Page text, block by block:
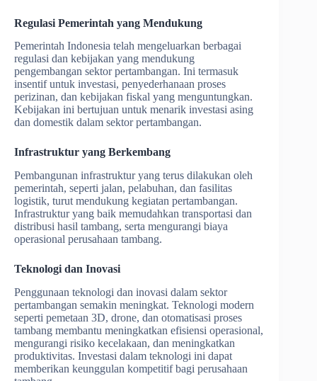
Regulasi Pemerintah yang Mendukung
Pemerintah Indonesia telah mengeluarkan berbagai
regulasi dan kebijakan yang mendukung
pengembangan sektor pertambangan. Ini termasuk
insentif untuk investasi, penyederhanaan proses
perizinan, dan kebijakan fiskal yang menguntungkan.
Kebijakan ini bertujuan untuk menarik investasi asing
dan domestik dalam sektor pertambangan.
Infrastruktur yang Berkembang
Pembangunan infrastruktur yang terus dilakukan oleh
pemerintah, seperti jalan, pelabuhan, dan fasilitas
logistik, turut mendukung kegiatan pertambangan.
Infrastruktur yang baik memudahkan transportasi dan
distribusi hasil tambang, serta mengurangi biaya
operasional perusahaan tambang.
Teknologi dan Inovasi
Penggunaan teknologi dan inovasi dalam sektor
pertambangan semakin meningkat. Teknologi modern
seperti pemetaan 3D, drone, dan otomatisasi proses
tambang membantu meningkatkan efisiensi operasional,
mengurangi risiko kecelakaan, dan meningkatkan
produktivitas. Investasi dalam teknologi ini dapat
memberikan keunggulan kompetitif bagi perusahaan